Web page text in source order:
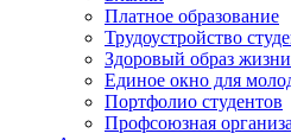
Платное образование
Трудоустройство
Здоровый образ жизни
Единое окно для
Портфолио студентов
Профсоюзная